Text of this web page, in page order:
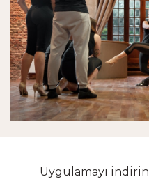
Uygulamayı indirin